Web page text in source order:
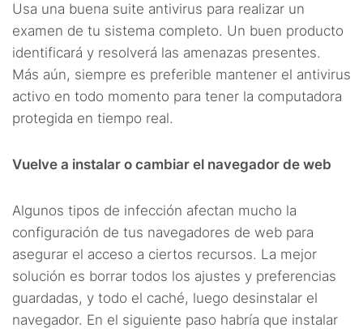
Usa una buena suite antivirus para realizar un
examen de tu sistema completo. Un buen producto
identificará y resolverá las amenazas presentes.
Más aún, siempre es preferible mantener el antivirus
activo en todo momento para tener la computadora
protegida en tiempo real.
Vuelve a instalar o cambiar el navegador de web
Algunos tipos de infección afectan mucho la
configuración de tus navegadores de web para
asegurar el acceso a ciertos recursos. La mejor
solución es borrar todos los ajustes y preferencias
guardadas, y todo el caché, luego desinstalar el
navegador. En el siguiente paso habría que instalar